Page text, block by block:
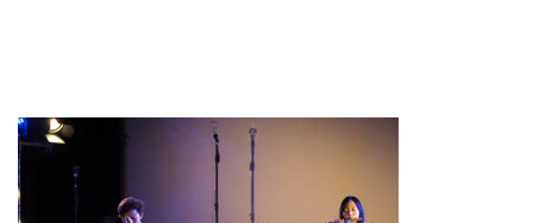
投
稿